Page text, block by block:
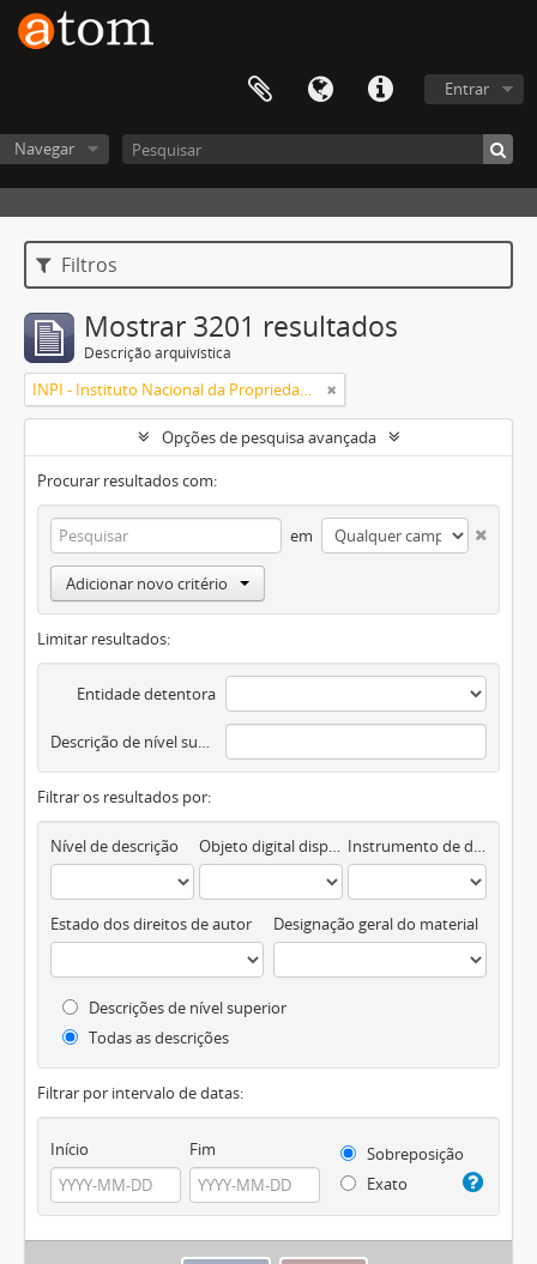
Entrar
Navegar
Filtros
Mostrar 3201 resultados
Descrição arquivística
INPI - Instituto Nacional da Propriedade Industrial
Opções de pesquisa avançada
Procurar resultados com:
em
Adicionar novo critério
Limitar resultados:
Entidade detentora
Descrição de nível superior
Filtrar os resultados por:
Nível de descrição Objeto digital disponível Instrumento de descrição documental
Estado dos direitos de autor Designação geral do material
Descrições de nível superior
Todas as descrições
Filtrar por intervalo de datas:
Início Fim
Sobreposição
Exato